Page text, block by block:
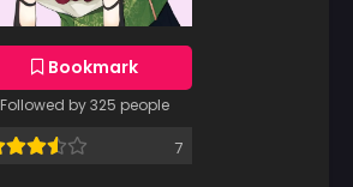
Bookmark
Followed by 325 people
7